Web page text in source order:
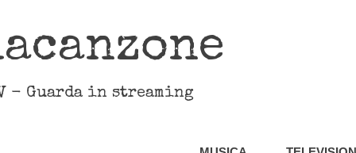
- Guarda in streaming